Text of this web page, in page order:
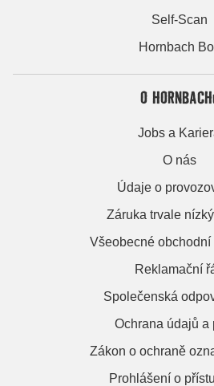
Self-Scan
Hornbach
O
Jobs a
O nás
Údaje o
Záruka trvale
Všeobecné obchodní
Reklamační
Společenská
Ochrana údajů a
Zákon o ochraně
Prohlášení o